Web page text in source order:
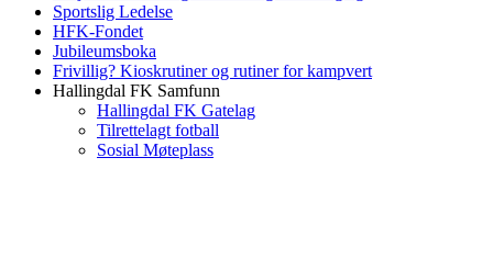
Sportslig Ledelse
HFK-Fondet
Jubileumsboka
Frivillig? Kioskrutiner og rutiner for kampvert
Hallingdal FK Samfunn
Hallingdal FK Gatelag
Tilrettelagt fotball
Sosial Møteplass